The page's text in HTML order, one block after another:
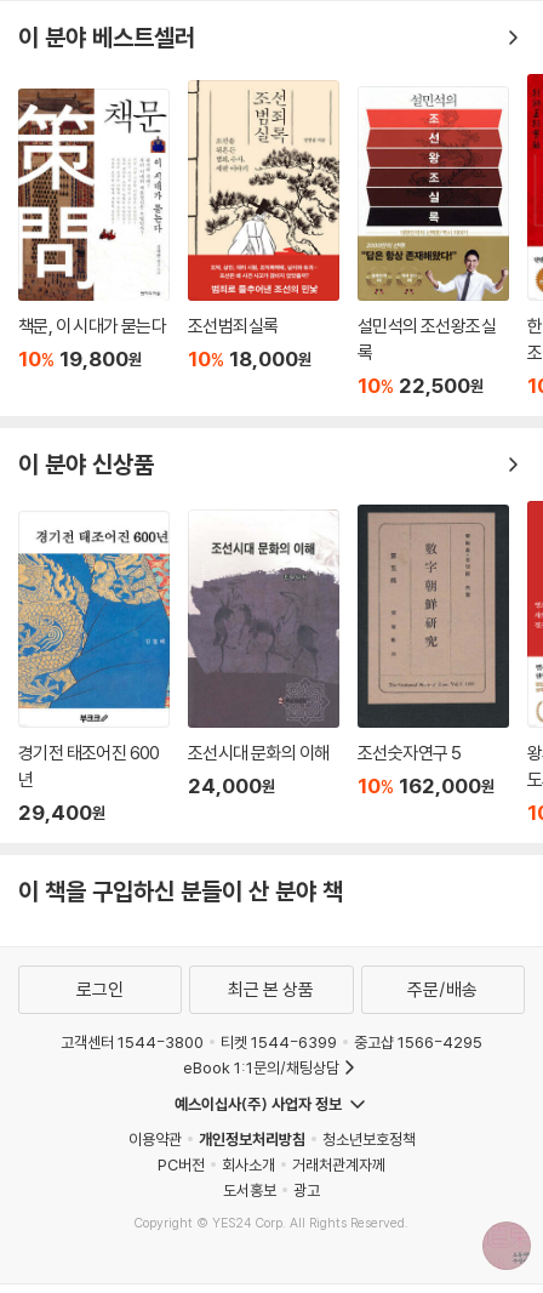
소학동자가 꿈꾼 실천의 인문공간, 도동서원(道東書院)
소학동자(小學童子) 한훤당 김광필(金宏弼)의 실천지성(實踐知性)과
안민(安民)의 실용학을 추구했던 한강 정구(鄭逑)의 무실학풍(務實學
風)이 유통하는 영남학의 산실! 치우침을 경계하며 성리학의 실천성을 강
조했던 ‘중정(中正)’의 정신, 외양(外樣)의 꾸밈에 질색했던 구시(求是)
는 도동학풍의 본령이자 현실 참여의 원동력이었다. 낙강(洛江)이 비장했
던 이 천혜의 도량에서 도동의 학인들이 꿈꾼 것은 지행합일(知行合一)
의 발전을 이끄는 신실한 리더였다.
애민과 육영의 역사를 간직한 곳, 무성서원(武城書院)
골품제라는 극한의 태생적 굴레를 극복하고 글로벌인재로 성장했던 고운
어넘은 것에 그치지 않았다. 그는 인종과 국경을 초월하여 적용될 수 있었
던 한국인의 식견과 역량을 보여준 문화강국의 고독한 개척자였다. 그의
사유는 애민정신과 접목되어 이 땅의 고귀한 인문자산이 되었고, 그 정신
은 신잠(申潛)·정극인(丁克仁)·최익현(崔益鉉)을 통해 면면히 계승되
어 그 시대의 필요와 상황에 맞게 생동했다. 유불도 삼교(三敎)의 사상적
경계를 넘었던 최치원의 삶이나 나라의 위기 앞에서 죽음의 길을 택했던
최익현의 정신에서는 무성의 질실(質實)한 학풍으로 스스로를 치열하게
수양했던 선비의 진한 향기가 묻어난다.
이 분야 베스트셀러
책문, 이 시대가 묻는다
10% 19,800원
조선범죄실록
10% 18,000원
설민석의 조선왕조실
록
10% 22,500원
이 분야 신상품
경기전 태조어진 600
년
29,400원
조선시대 문화의 이해
24,000원
조선숫자연구 5
10% 162,000원
이 책을 구입하신 분들이 산 분야 책
로그인 최근 본 상품 주문/배송
고객센터 1544-3800 티켓 1544-6399
중고샵 1566-4295
eBook 1:1문의/채팅상담
예스이십사(주) 사업자 정보
이용약관
개인정보처리방침
청소년보호정책
PC버전
회사소개
거래처관계자께
도서홍보
광고
Copyright © YES24 Corp. All Rights Reserved.